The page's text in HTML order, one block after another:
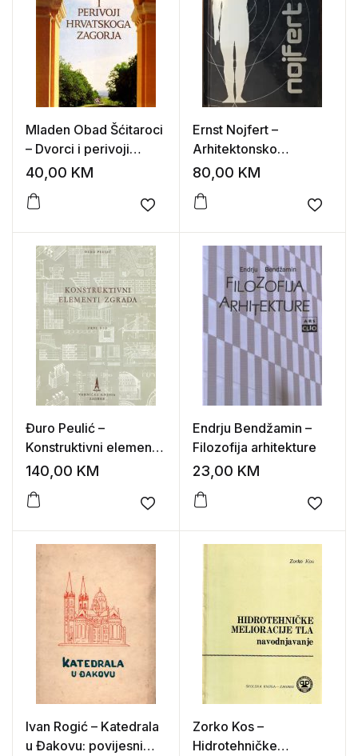
Mladen Obad Šćitaroci
– Dvorci i perivoji
Hrvatskog zagorja
40,00 KM
Add to wishlist
Ernst Nojfert –
Arhitektonsko
projektovanje
80,00 KM
Add
Đuro Peulić –
Konstruktivni elementi
zgrada I-II
140,00 KM
Add to wishlist
Endrju Bendžamin –
Filozofija arhitekture
23,00 KM
Add
Ivan Rogić – Katedrala
u Đakovu: povijesni
Zorko Kos –
Hidrotehničke